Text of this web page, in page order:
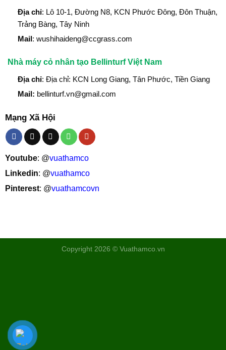
Địa chỉ: Lô 10-1, Đường N8, KCN Phước Đông, Đôn Thuận,
Trảng Bàng, Tây Ninh
Mail: wushihaideng@ccgrass.com
Nhà máy cỏ nhân tạo Bellinturf Việt Nam
Địa chỉ: Địa chỉ: KCN Long Giang, Tân Phước, Tiền Giang
Mail: bellinturf.vn@gmail.com
Mạng Xã Hội
Youtube: @vuathamco
Linkedin: @vuathamco
Pinterest: @vuathamcovn
Copyright 2026 © Vuathamco.vn